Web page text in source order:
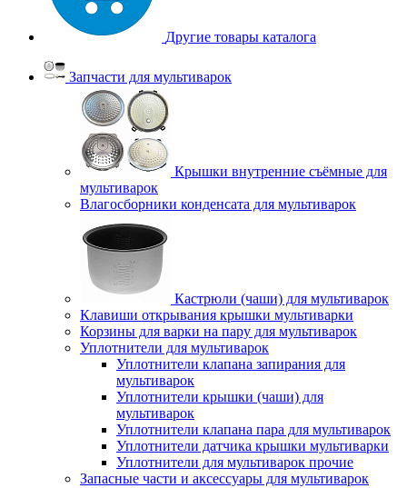
Другие товары каталога
Запчасти для мультиварок
Крышки внутренние съёмные для
мультиварок
Влагосборники конденсата для мультиварок
Кастрюли (чаши) для мультиварок
Клавиши открывания крышки мультиварки
Корзины для варки на пару для мультиварок
Уплотнители для мультиварок
Уплотнители клапана запирания для
мультиварок
Уплотнители крышки (чаши) для
мультиварок
Уплотнители клапана пара для мультиварок
Уплотнители датчика крышки мультиварки
Уплотнители для мультиварок прочие
Запасные части и аксессуары для мультиварок